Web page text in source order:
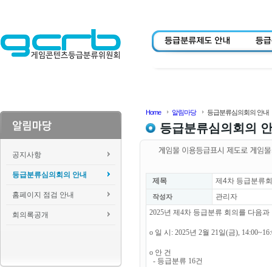
공지사항
등급분류심의회의 안내
홈페이지 점검 안내
회의록공개
Home 알림마당 등급분류심의회의 안내
등급분류심의회의
제목 제4차 등급분류
작성자
관리자
2025년 제4차 등급분류 회의를 다음
o 일 시: 2025년 2월 21일(금),
o 안 건
- 등급분류 16건